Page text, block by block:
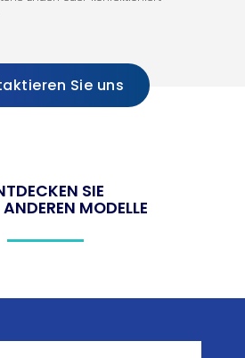
Sie uns
SIE
ANDEREN MODELLE